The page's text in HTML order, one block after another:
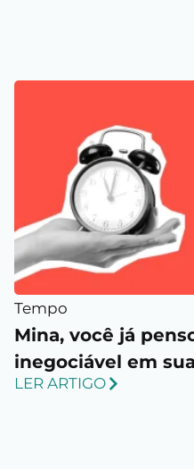
Tempo
Mina, você já
inegociável em
LER ARTIGO